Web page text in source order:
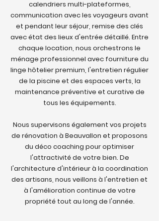
calendriers multi-plateformes,
communication avec les voyageurs avant
et pendant leur séjour, remise des clés
avec état des lieux d'entrée détaillé. Entre
chaque location, nous orchestrons le
ménage professionnel avec fourniture du
linge hôtelier premium, l'entretien régulier
de la piscine et des espaces verts, la
maintenance préventive et curative de
tous les équipements.
Nous supervisons également vos projets
de rénovation à Beauvallon et proposons
du déco coaching pour optimiser
l'attractivité de votre bien. De
l'architecture d'intérieur à la coordination
des artisans, nous veillons à l'entretien et
à l'amélioration continue de votre
propriété tout au long de l'année.